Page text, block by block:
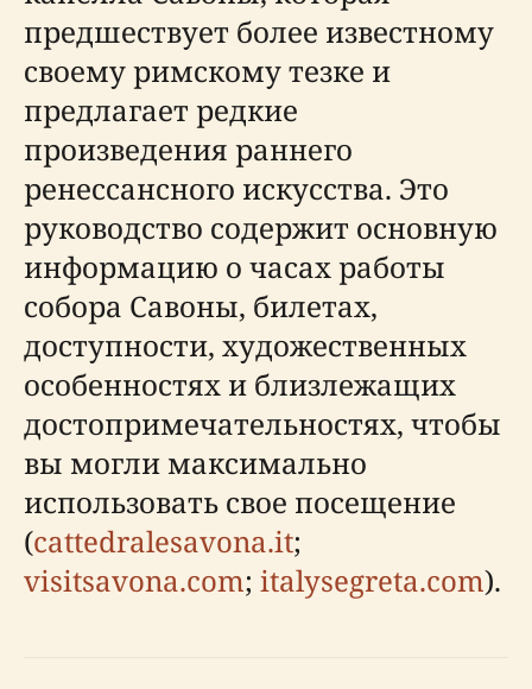
предшествует более известному
своему римскому тезке и
предлагает редкие
произведения раннего
ренессансного искусства. Это
руководство содержит основную
информацию о часах работы
собора Савоны, билетах,
доступности, художественных
особенностях и близлежащих
достопримечательностях, чтобы
вы могли максимально
использовать свое посещение
(cattedralesavona.it;
visitsavona.com; italysegreta.com).